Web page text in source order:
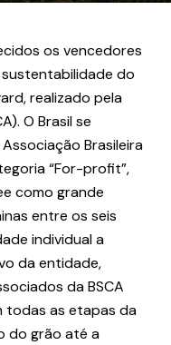
os vencedores
do
realizado pela
O Brasil se
Brasileira
“For-profit”,
como grande
entre os seis
individual a
da entidade,
da BSCA
todas as etapas da
do grão até a